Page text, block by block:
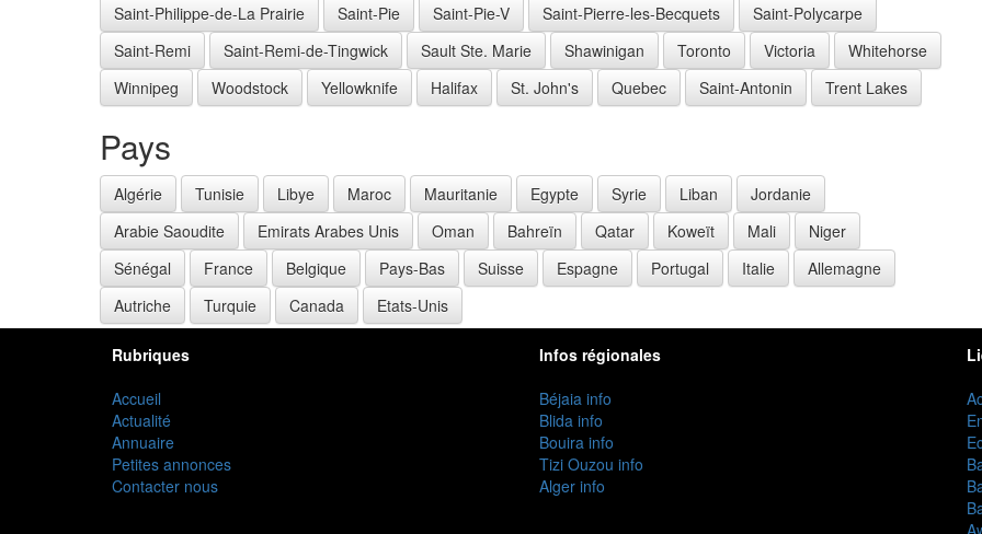
Saint-Philippe-de-La Prairie
Saint-Pie Saint-Pie-V Saint-Pierre-les-Becquets
Saint-Polycarpe
Saint-Remi
Saint-Remi-de-Tingwick Sault Ste. Marie Shawinigan Toronto Victoria
Whitehorse
Winnipeg
Woodstock Yellowknife Halifax St. John's Quebec Saint-Antonin Trent Lakes
Pays
Algérie Tunisie Libye Maroc Mauritanie Egypte Syrie Liban
Jordanie
Arabie Saoudite
Emirats Arabes Unis Oman Bahreïn Qatar Koweït Mali
Niger
Sénégal
France Belgique Pays-Bas Suisse Espagne Portugal Italie
Allemagne
Autriche
Turquie Canada Etats-Unis
Rubriques
Accueil
Actualité
Annuaire
Petites annonces
Contacter nous
Infos régionales
Béjaia info
Blida info
Bouira info
Tizi Ouzou info
Alger info